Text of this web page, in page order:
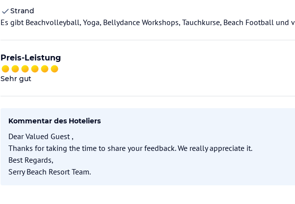
Strand
Es gibt Beachvolleyball, Yoga, Bellydance Workshops, Tauchkurse, Beach Football und
Preis-Leistung
Sehr gut
Kommentar des Hoteliers
Dear Valued Guest ,
Thanks for taking the time to share your feedback. We really appreciate it.
Best Regards,
Serry Beach Resort Team.